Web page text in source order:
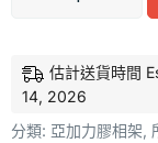
估計送貨時間
14, 2026
分類: 亞加力膠相架